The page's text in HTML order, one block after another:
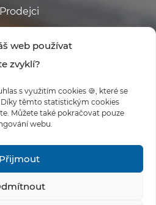
web používat
zvyklí?
s využitím cookies 🍪, které se
těmto statistickým cookies
Můžete také pokračovat pouze
webu.
Přijmout
Prodejci